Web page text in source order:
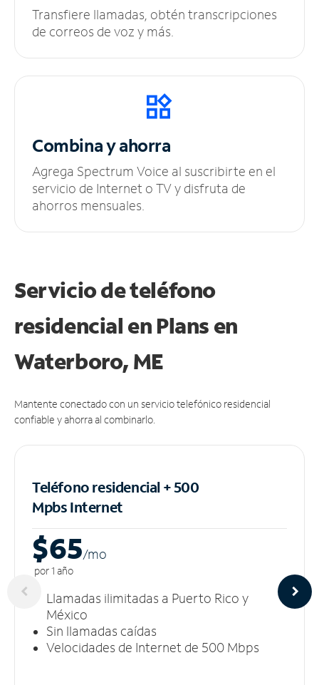
Transfiere llamadas, obtén transcripciones
de correos de voz y más.
Combina y ahorra
Agrega Spectrum Voice al suscribirte en el
servicio de Internet o TV y disfruta de
ahorros mensuales.
Servicio de teléfono
residencial en Plans en
Waterboro, ME
Mantente conectado con un servicio telefónico residencial
confiable y ahorra al combinarlo.
Teléfono residencial + 500
MpbsInternet
$65/mo
por 1 año
Llamadas ilimitadas a Puerto Rico y
México
Sin llamadas caídas
Velocidades de Internet de 500 Mbps